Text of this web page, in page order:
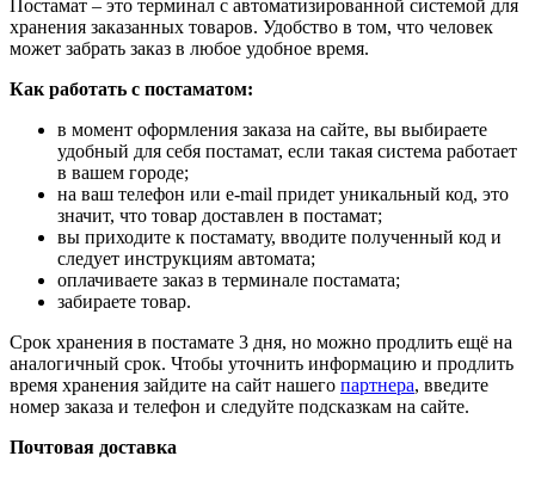
Постамат – это терминал с автоматизированной системой для
хранения заказанных товаров. Удобство в том, что человек
может забрать заказ в любое удобное время.
Как работать с постаматом:
в момент оформления заказа на сайте, вы выбираете
удобный для себя постамат, если такая система работает
в вашем городе;
на ваш телефон или e-mail придет уникальный код, это
значит, что товар доставлен в постамат;
вы приходите к постамату, вводите полученный код и
следует инструкциям автомата;
оплачиваете заказ в терминале постамата;
забираете товар.
Срок хранения в постамате 3 дня, но можно продлить ещё на
аналогичный срок. Чтобы уточнить информацию и продлить
время хранения зайдите на сайт нашего партнера, введите
номер заказа и телефон и следуйте подсказкам на сайте.
Почтовая доставка